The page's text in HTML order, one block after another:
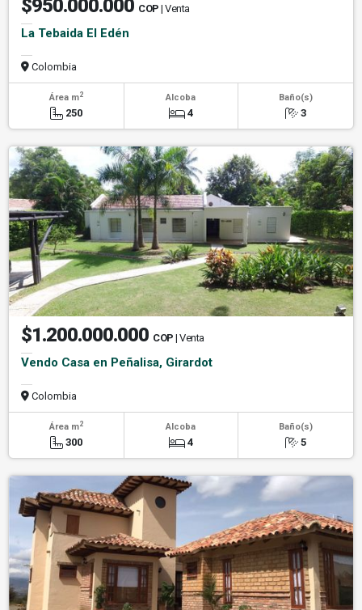
$950.000.000 COP | Venta
La Tebaida El Edén
Colombia
Área m2
250
Alcoba
4
Baño(s)
3
$1.200.000.000 COP | Venta
Vendo Casa en Peñalisa, Girardot
Colombia
Área m2
300
Alcoba
4
Baño(s)
5